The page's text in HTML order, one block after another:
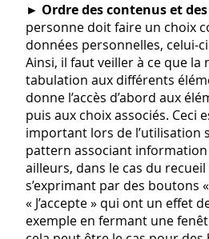
► Ordre des contenus et
personne doit faire un choix
données personnelles, celui-
Ainsi, il faut veiller à ce que la
tabulation aux différents
donne l’accès d’abord aux
puis aux choix associés. Ceci
important lors de l’utilisation
pattern associant
ailleurs, dans le cas du
s’exprimant par des boutons
« J’accepte » qui ont un effet
exemple en fermant une